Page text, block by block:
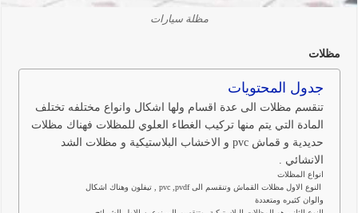
مظلة سيارات
مظلات
جدول المحتويات
تنقسم مظلات الى عدة اقسام ولها اشكال وانواع مختلفه تختلف
المادة التي يتم منها تركيب الغطاء العلوي للمظلات فهناك مظلات
حديدية و قماش pvc و الاخشاب البلاستيكية و مظلات الشد
الانشائي .
انواع المظلات
النوع الاول مظلات القماش وتنقسم الى pvc ,pvdf , تيفلون وهناك اشكال
والوان كثيره ومتعددة